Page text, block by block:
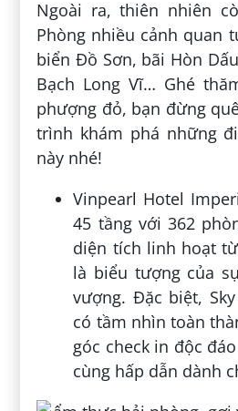
Ngoài ra, thiên nhiên
Phòng nhiều cảnh quan
biển Đồ Sơn, bãi Hòn
Bạch Long Vĩ… Ghé
phượng đỏ, bạn đừng
trình khám phá những
này nhé!
Vinpearl Hotel
45 tầng với 362
diện tích linh hoạt
là biểu tượng của
vượng. Đặc biệt,
có tầm nhìn toàn
góc check in độc
cùng hấp dẫn dành